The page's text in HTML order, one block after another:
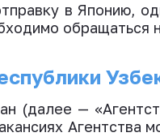
в Японию,
обращаться
(далее —
Агентства